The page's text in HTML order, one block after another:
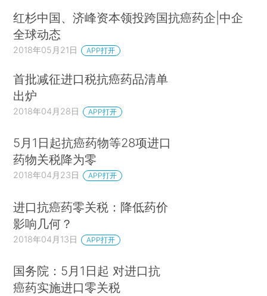
红杉中国、济峰资本领投跨国抗癌药企|中企
全球动态
2018年05月21日 APP打开
首批减征进口税抗癌药品清单
出炉
2018年04月28日 APP打开
5月1日起抗癌药物等28项进口
药物关税降为零
2018年04月23日 APP打开
进口抗癌药零关税：降低药价
影响几何？
2018年04月13日 APP打开
国务院：5月1日起 对进口抗
癌药实施进口零关税